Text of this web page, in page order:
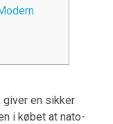
giver en sikker
i købet at nato-